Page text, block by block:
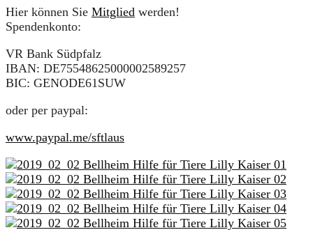
Hier können Sie Mitglied werden!
Spendenkonto:
VR Bank Südpfalz
IBAN: DE75548625000002589257
BIC: GENODE61SUW
oder per paypal:
www.paypal.me/sftlaus